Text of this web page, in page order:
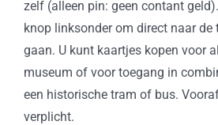
zelf (alleen pin: geen contant
knop linksonder om direct naar de
gaan. U kunt kaartjes kopen voor
museum of voor toegang in
een historische tram of bus.
verplicht.